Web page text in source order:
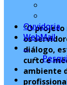
Ouvidoria
WebMail
...
“O projeto
os
diálogo,
curto e
ambiente